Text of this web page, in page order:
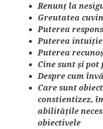
Renunț la
Greutatea
Puterea
Puterea
Puterea
Cine sunt și pot
Despre cum
Care sunt
constientizez,
abilitățile
obiectivele